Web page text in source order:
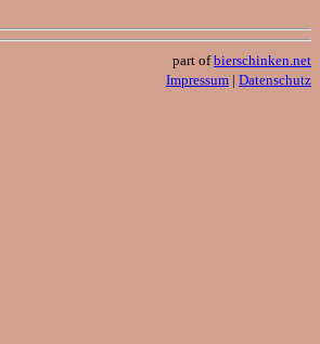
part ofbierschinken.net
Impressum | Datenschutz